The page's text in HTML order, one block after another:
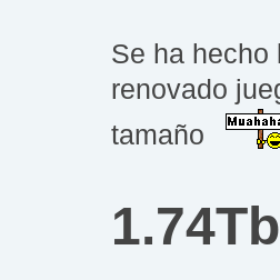
Se ha hecho
renovado
tamaño